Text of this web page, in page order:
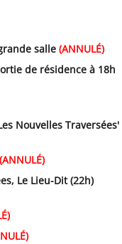
salle (ANNULÉ)
de résidence à 18h
Nouvelles Traversées'
(ANNULÉ)
Le Lieu-Dit (22h)